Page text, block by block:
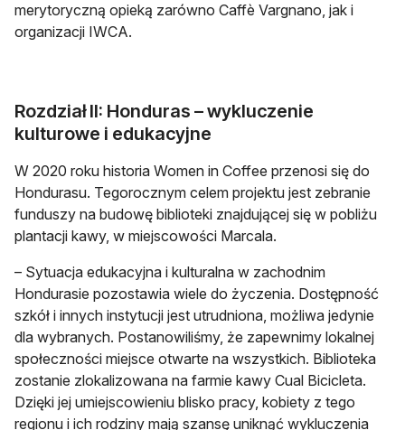
merytoryczną opieką zarówno Caffè Vargnano, jak i
organizacji IWCA.
Rozdział II: Honduras – wykluczenie
kulturowe i edukacyjne
W 2020 roku historia Women in Coffee przenosi się do
Hondurasu. Tegorocznym celem projektu jest zebranie
funduszy na budowę biblioteki znajdującej się w pobliżu
plantacji kawy, w miejscowości Marcala.
– Sytuacja edukacyjna i kulturalna w zachodnim
Hondurasie pozostawia wiele do życzenia. Dostępność
szkół i innych instytucji jest utrudniona, możliwa jedynie
dla wybranych. Postanowiliśmy, że zapewnimy lokalnej
społeczności miejsce otwarte na wszystkich. Biblioteka
zostanie zlokalizowana na farmie kawy Cual Bicicleta.
Dzięki jej umiejscowieniu blisko pracy, kobiety z tego
regionu i ich rodziny mają szansę uniknąć wykluczenia